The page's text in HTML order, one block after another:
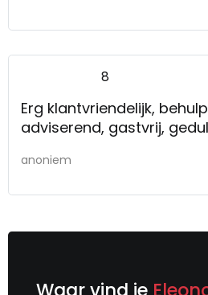
8
Erg klantvriendelijk,
adviserend, gastvrij,
anoniem
Waar vind je